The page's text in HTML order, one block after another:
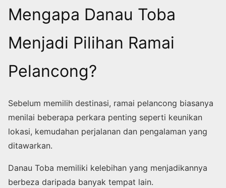
Mengapa Danau Toba
Menjadi Pilihan Ramai
Pelancong?
Sebelum memilih destinasi, ramai pelancong biasanya
menilai beberapa perkara penting seperti keunikan
lokasi, kemudahan perjalanan dan pengalaman yang
ditawarkan.
Danau Toba memiliki kelebihan yang menjadikannya
berbeza daripada banyak tempat lain.